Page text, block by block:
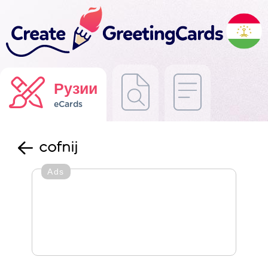
Рузии
eCards
cofnij
Ads